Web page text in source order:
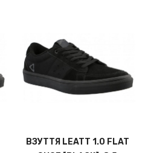
ВЗУТТЯ LEATT 1.0 FLAT